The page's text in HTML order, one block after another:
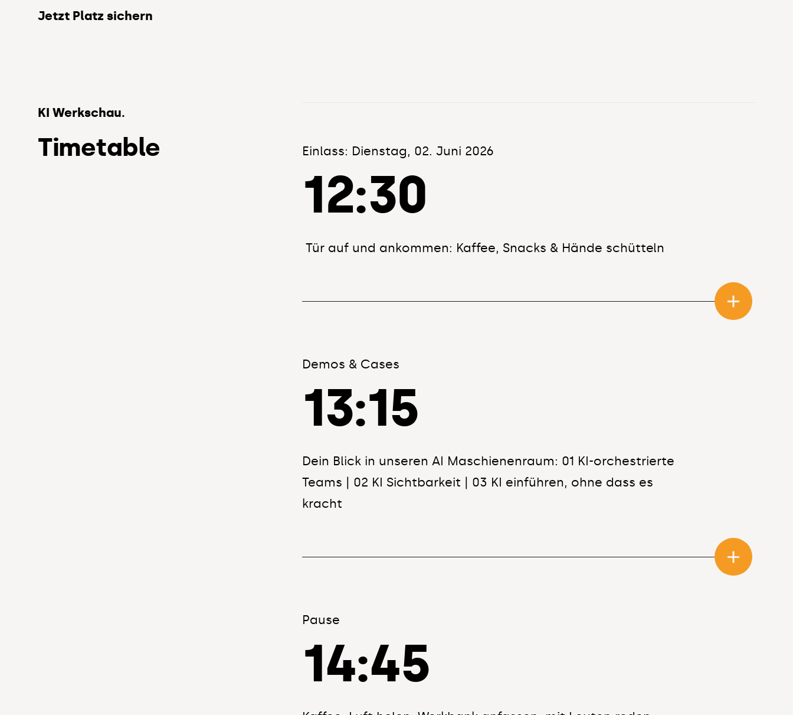
Jetzt Platz sichern
KI Werkschau.
Timetable Einlass: Dienstag, 02. Juni 2026
12:30
Tür auf und ankommen: Kaffee, Snacks & Hände schütteln
19063 Schwerin
Demos & Cases
13:15
Dein Blick in unseren AI Maschienenraum: 01 KI-orchestrierte
Teams | 02 KI Sichtbarkeit | 03 KI einführen, ohne dass es
kracht
Am Beispiel unserer Redaktionsarbeit zeigen wir dir, wie wir
Prozess geklont haben. Sondern auch, wie wir mit diesem
Pause
14:45